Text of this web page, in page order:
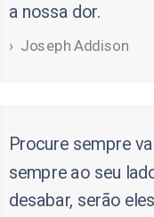
a nossa dor.
Joseph Addison
Procure sempre
sempre ao seu
desabar, serão